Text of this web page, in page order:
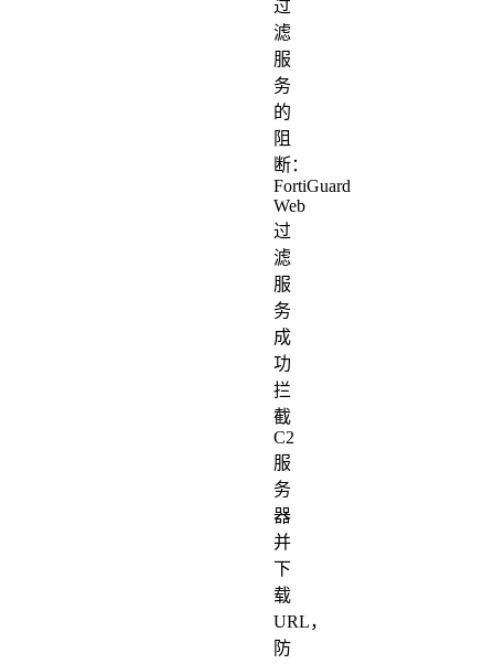
过
滤
服
务
的
阻
断：
FortiGuard
Web
过
滤
服
务
成
功
拦
截
C2
服
务
器
并
下
载
URL，
防